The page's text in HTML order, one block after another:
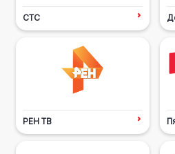
СТС
РЕН ТВ